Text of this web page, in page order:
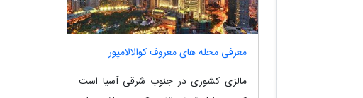
معرفی محله های معروف کوالالامپور
مالزی کشوری در جنوب شرقی آسیا است